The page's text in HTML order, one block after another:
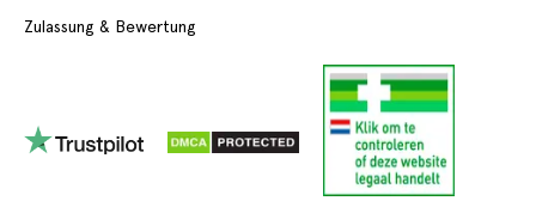
Unbeabsichtigte Verletzungen
Zulassung & Bewertung